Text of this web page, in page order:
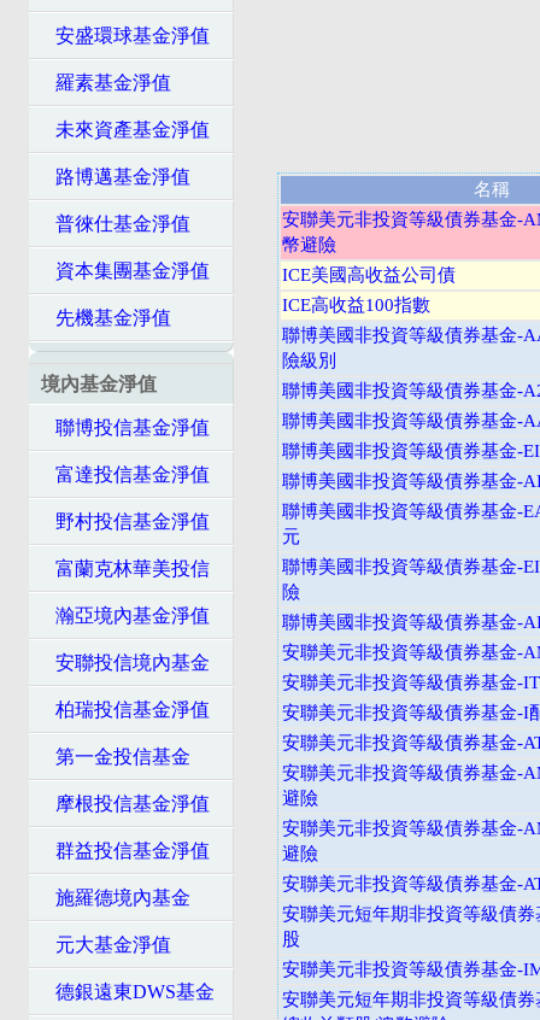
安盛環球基金淨值
羅素基金淨值
未來資產基金淨值
路博邁基金淨值
普徠仕基金淨值
資本集團基金淨值
先機基金淨值
境內基金淨值
聯博投信基金淨值
富達投信基金淨值
野村投信基金淨值
富蘭克林華美投信
瀚亞境內基金淨值
安聯投信境內基金
柏瑞投信基金淨值
第一金投信基金
摩根投信基金淨值
群益投信基金淨值
施羅德境內基金
元大基金淨值
德銀遠東DWS基金
名稱
安聯美元非投資等級債券基金-
幣避險
ICE美國高收益公司債
ICE高收益100指數
聯博美國非投資等級債券基金-
險級別
聯博美國非投資等級債券基金-
聯博美國非投資等級債券基金-
聯博美國非投資等級債券基金-
聯博美國非投資等級債券基金-
聯博美國非投資等級債券基金-
元
聯博美國非投資等級債券基金-
險
聯博美國非投資等級債券基金-
安聯美元非投資等級債券基金-
安聯美元非投資等級債券基金-
安聯美元非投資等級債券基金-I
安聯美元非投資等級債券基金-
安聯美元非投資等級債券基金-
避險
安聯美元非投資等級債券基金-
避險
安聯美元非投資等級債券基金-
安聯美元短年期非投資等級債
股
安聯美元非投資等級債券基金-
安聯美元短年期非投資等級債